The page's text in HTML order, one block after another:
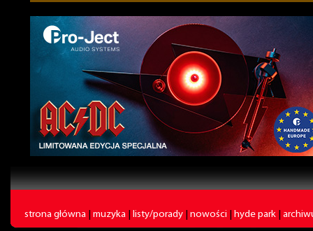
strona główna muzyka listy/porady nowości hyde park